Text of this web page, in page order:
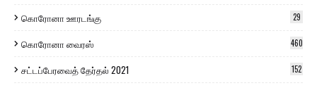
கொரோனா ஊரடங்கு 29
கொரோனா வைரஸ் 460
சட்டப்பேரவைத் தேர்தல் 2021 152